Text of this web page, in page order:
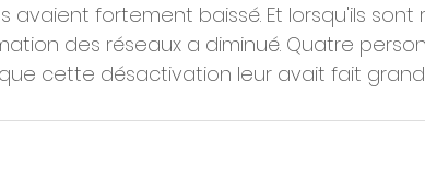
avaient fortement baissé. Et lorsqu'ils sont
des réseaux a diminué. Quatre
cette désactivation leur avait fait grand